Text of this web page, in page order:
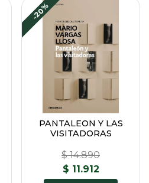
-20%
PANTALEON Y LAS
VISITADORAS
$ 14.890
$ 11.912